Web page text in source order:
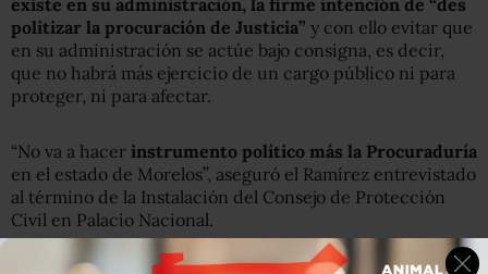
existe en su administración, la firme intención de “des
politizar la procuración de Justicia” y con ello evitar que
en su administración se actúe bajo consigna, es decir,
que no habrá más ejercicio de un cargo público ni para
proteger, ni para afectar.
“No va a hacer instrumento político más la Procuraduría
en el estado de Morelos”, aseguró el Ramírez entrevistado
al término de la Instalación del Consejo de Protección
Civil en Palacio Nacional.